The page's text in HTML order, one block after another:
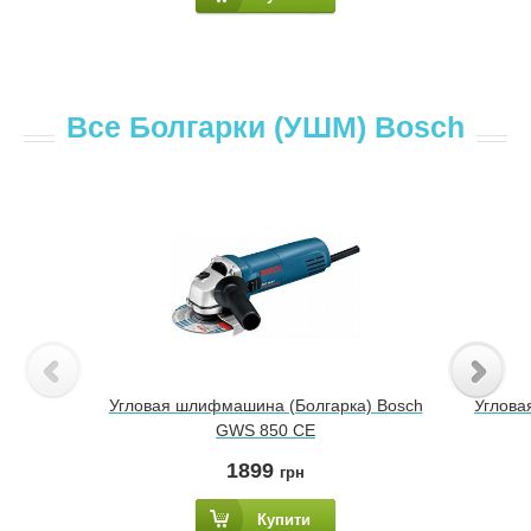
Все Болгарки (УШМ) Bosch
Угловая шлифмашина (Болгарка) Bosch
GWS 850 CE
1899 грн
Купити